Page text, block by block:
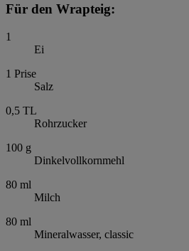
Für den Wrapteig:
1
Ei
1 Prise
Salz
0,5 TL
Rohrzucker
100 g
Dinkelvollkornmehl
80 ml
Milch
80 ml
Mineralwasser, classic